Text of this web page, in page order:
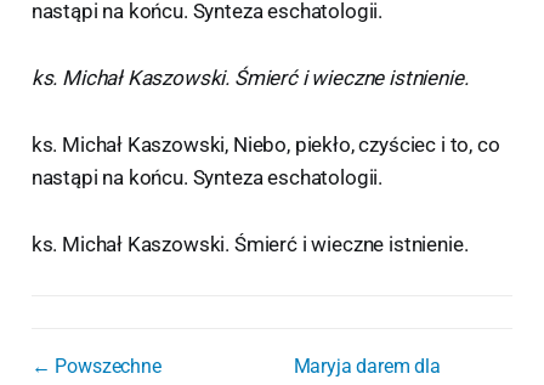
nastąpi na końcu. Synteza eschatologii.
ks. Michał Kaszowski. Śmierć i wieczne istnienie.
ks. Michał Kaszowski, Niebo, piekło, czyściec i to, co
nastąpi na końcu. Synteza eschatologii.
ks. Michał Kaszowski. Śmierć i wieczne istnienie.
← Powszechne
Maryja darem dla